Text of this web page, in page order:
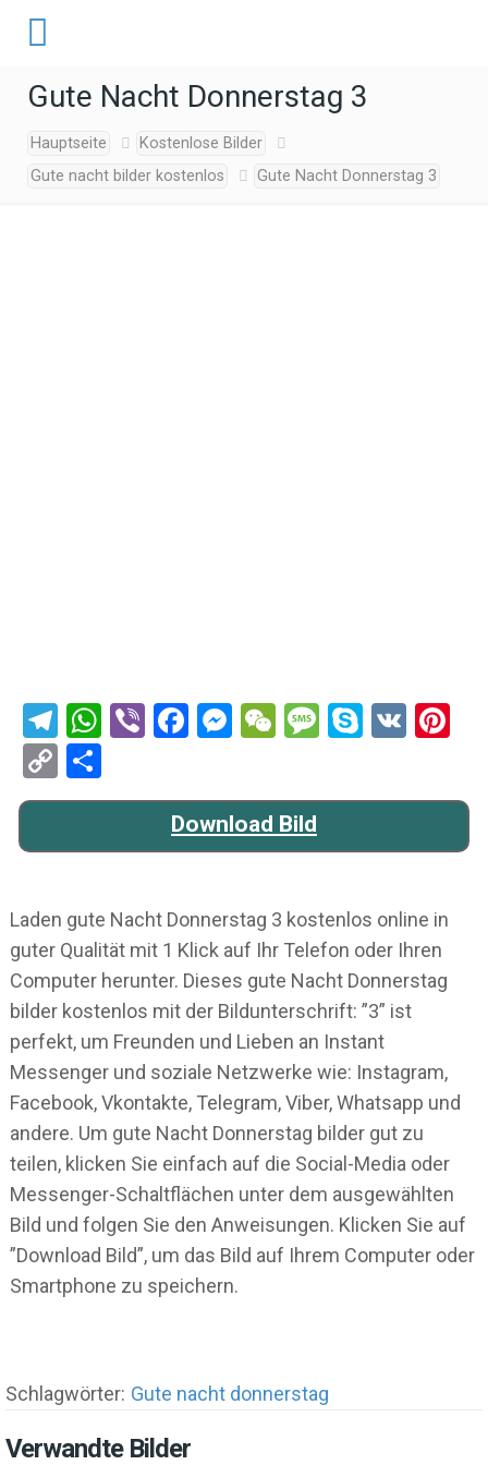
Gute Nacht Donnerstag 3
Hauptseite
Kostenlose Bilder
Gute nacht bilder kostenlos
Gute Nacht Donnerstag 3
Telegram
WhatsApp
ViberFacebook
Messenger
WeChat
Message
Skype
VK
Copy
Link
Download Bild
Laden gute Nacht Donnerstag 3 kostenlos online in
guter Qualität mit 1 Klick auf Ihr Telefon oder Ihren
Computer herunter. Dieses gute Nacht Donnerstag
bilder kostenlos mit der Bildunterschrift: ”3” ist
perfekt, um Freunden und Lieben an Instant
Messenger und soziale Netzwerke wie: Instagram,
Facebook, Vkontakte, Telegram, Viber, Whatsapp und
andere. Um gute Nacht Donnerstag bilder gut zu
teilen, klicken Sie einfach auf die Social-Media oder
Messenger-Schaltflächen unter dem ausgewählten
Bild und folgen Sie den Anweisungen. Klicken Sie auf
”Download Bild”, um das Bild auf Ihrem Computer oder
Smartphone zu speichern.
Schlagwörter: Gute nacht donnerstag
Verwandte Bilder